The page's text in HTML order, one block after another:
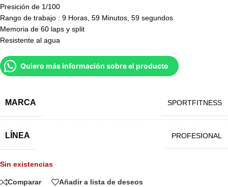
Presición de 1/100
Rango de trabajo : 9 Horas, 59 Minutos, 59 segundos
Memoria de 60 laps y split
Resistente al agua
Quiero más información sobre el producto
MARCA SPORTFITNESS
LÍNEA PROFESIONAL
Sin existencias
Comparar Añadir a lista de deseos